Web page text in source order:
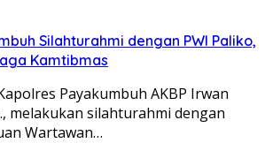
Silahturahmi dengan PWI Paliko,
Kamtibmas
Payakumbuh AKBP Irwan
melakukan silahturahmi dengan
Wartawan…